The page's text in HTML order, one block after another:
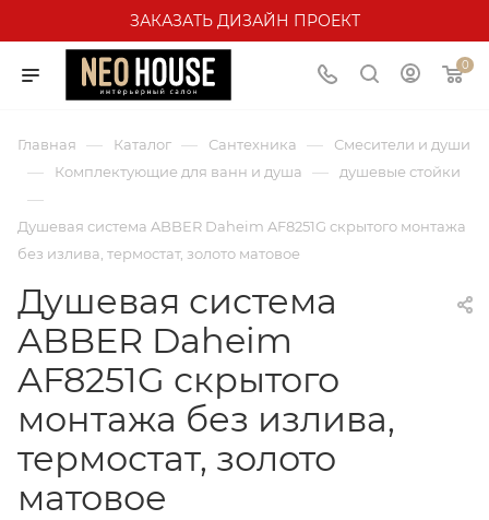
ЗАКАЗАТЬ ДИЗАЙН ПРОЕКТ
0
Главная — Каталог — Сантехника — Смесители и души
— Комплектующие для ванн и душа — душевые стойки
—
Душевая система ABBER Daheim AF8251G скрытого монтажа
без излива, термостат, золото матовое
Душевая система
ABBER Daheim
AF8251G скрытого
монтажа без излива,
термостат, золото
матовое